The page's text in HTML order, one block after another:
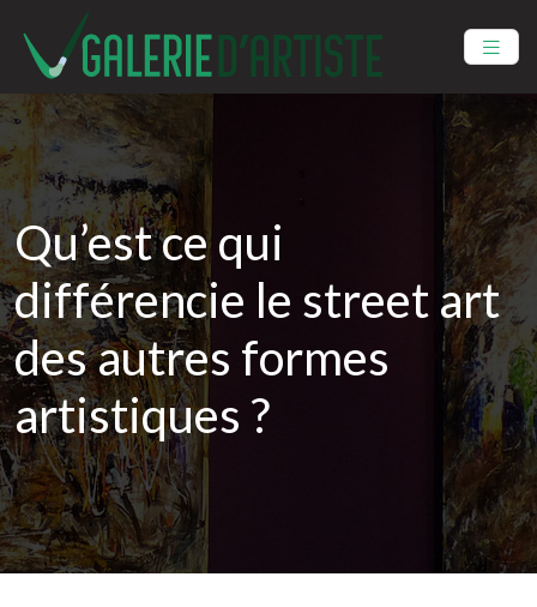
Qu’est ce qui
différencie le street art
des autres formes
artistiques ?